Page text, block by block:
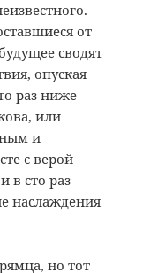
от
сводят
опуская
раз ниже
или
и
с верой
в сто раз
наслаждения
но тот